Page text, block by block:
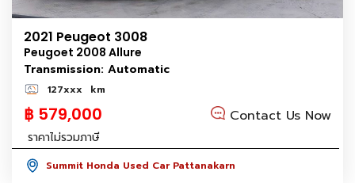
2021 Peugeot 3008
Peugoet 2008 Allure
Transmission: Automatic
127xxx km
฿ 579,000 Contact Us Now
ราคาไม่รวมภาษี
Summit Honda Used Car Pattanakarn